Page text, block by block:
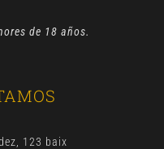
de 18 años.
123 baix